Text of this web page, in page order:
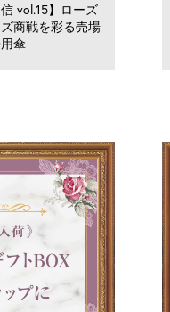
vol.15】ローズ
商戦を彩る売場
傘